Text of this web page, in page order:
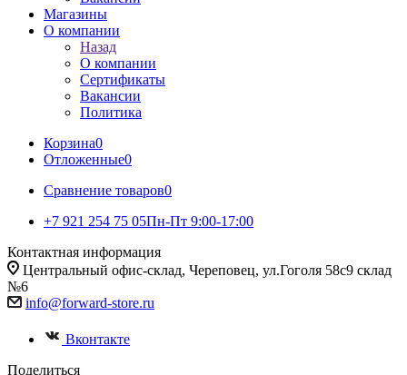
Магазины
О компании
Назад
О компании
Сертификаты
Вакансии
Политика
Корзина0
Отложенные0
Сравнение товаров0
+7 921 254 75 05Пн-Пт 9:00-17:00
Контактная информация
Центральный офис-склад, Череповец, ул.Гоголя 58с9 склад
№6
info@forward-store.ru
Вконтакте
Поделиться